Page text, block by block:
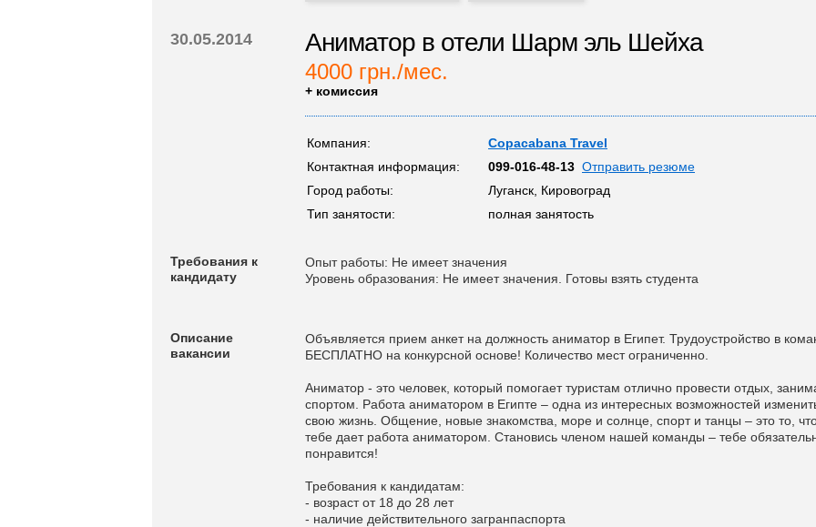
30.05.2014 Аниматор в отели Шарм эль Шейха
4000 грн./мес.
+ комиссия
Компания:
Copacabana Travel
Контактная информация:
099-016-48-13 Отправить резюме
Город работы:
Луганск, Кировоград
Тип занятости:
полная занятость
Требования к
кандидату
Опыт работы: Не имеет значения
Уровень образования: Не имеет значения. Готовы взять студента
Описание
вакансии
Объявляется прием анкет на должность аниматор в Египет. Трудоустройство в
БЕСПЛАТНО на конкурсной основе! Количество мест ограниченно.
Аниматор - это человек, который помогает туристам отлично провести отдых,
спортом. Работа аниматором в Египте – одна из интересных возможностей
свою жизнь. Общение, новые знакомства, море и солнце, спорт и танцы – это то,
тебе дает работа аниматором. Становись членом нашей команды – тебе
понравится!
Требования к кандидатам:
- возраст от 18 до 28 лет
- наличие действительного загранпаспорта